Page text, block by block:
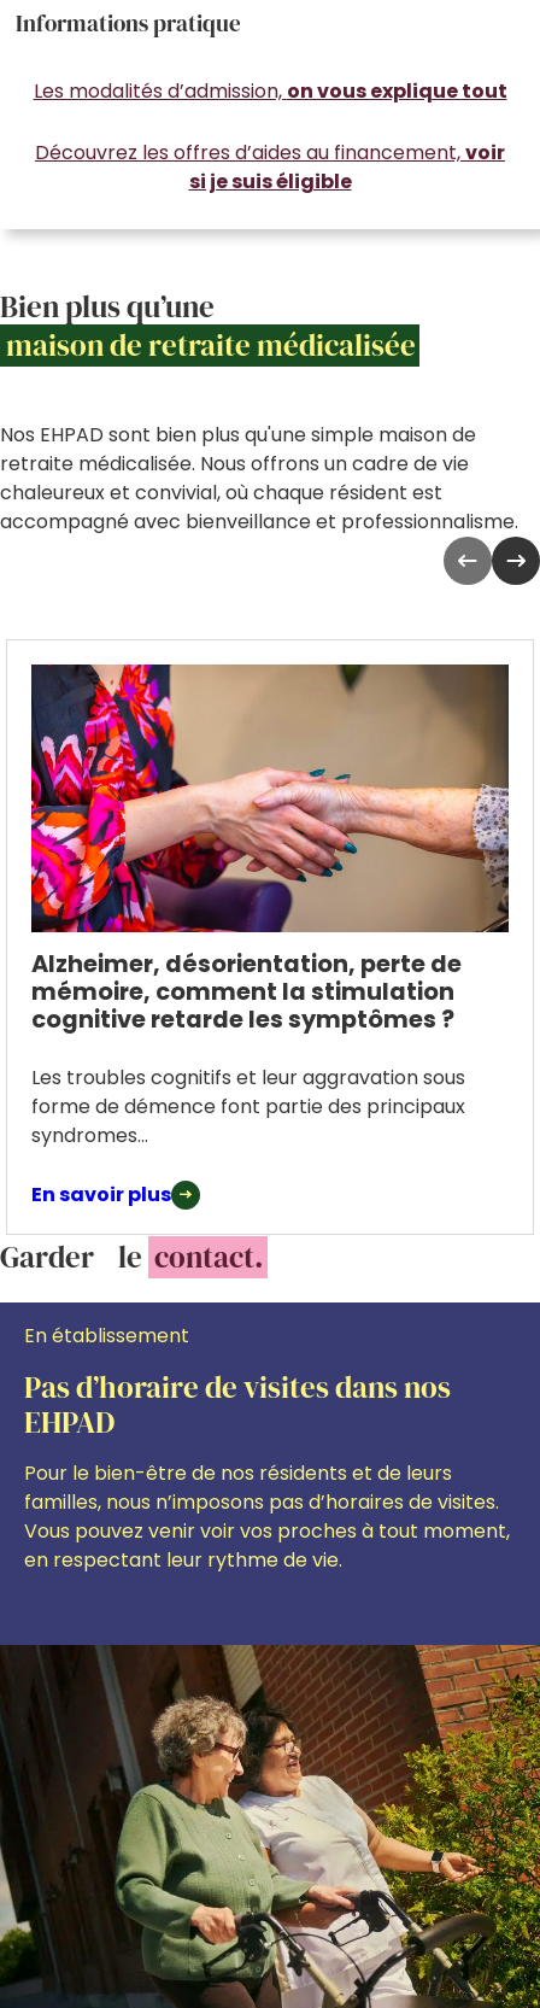
Informations pratique
Les modalités d’admission, on vous explique tout
Découvrez les offres d’aides au financement,voir
si je suis éligible
Bien plus qu’une
maison de retraite médicalisée
Nos EHPAD sont bien plus qu'une simple maison de
retraite médicalisée. Nous offrons un cadre de vie
chaleureux et convivial, où chaque résident est
accompagné avec bienveillance et professionnalisme.
Alzheimer, désorientation, perte de
mémoire, comment la stimulation
cognitive retarde les symptômes ?
Les troubles cognitifs et leur aggravation sous
forme de démence font partie des principaux
syndromes...
En savoir plus
Garder le contact.
En établissement
Pas d’horaire de visites dans nos
EHPAD
Pour le bien-être de nos résidents et de leurs
familles, nous n’imposons pas d’horaires de visites.
Vous pouvez venir voir vos proches à tout moment,
en respectant leur rythme de vie.